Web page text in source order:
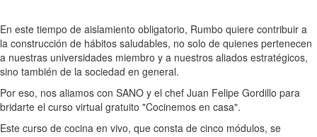
En este tiempo de aislamiento obligatorio, Rumbo quiere contribuir a
la construcción de hábitos saludables, no solo de quienes pertenecen
a nuestras universidades miembro y a nuestros aliados estratégicos,
sino también de la sociedad en general.
Por eso, nos aliamos con SANO y el chef Juan Felipe Gordillo para
bridarte el curso virtual gratuito "Cocinemos en casa".
Este curso de cocina en vivo, que consta de cinco módulos, se